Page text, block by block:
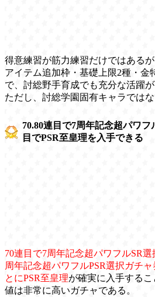
得意練習が筋力練習だけではある
アイテム追加枠・基礎上限2種・金
で、討総野手育成でも充分な活躍が
ただし、討総学園固有キャラではな
70.80連目で7周年記念超パワ
目でPSR至皇理を入手できる
70連目で7周年記念超パワフルSR
周年記念超パワフルPSR選択ガチ
とにPSR至皇理が確実に入手する
値は非常に高いガチャである。